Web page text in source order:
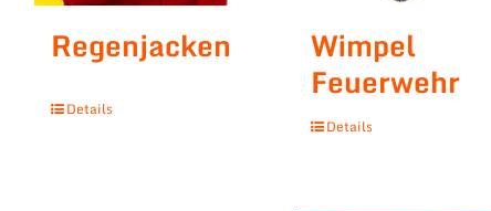
Regenjacken
Details
Wimpel
Feuerwehr
Details